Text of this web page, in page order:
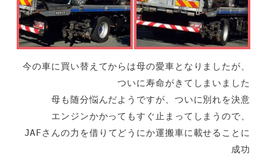
今の車に買い替えてからは母の愛車となりましたが、
ついに寿命がきてしまいました
母も随分悩んだようですが、ついに別れを決意
エンジンかかってもすぐ止まってしまうので、
JAFさんの力を借りてどうにか運搬車に載せることに
成功